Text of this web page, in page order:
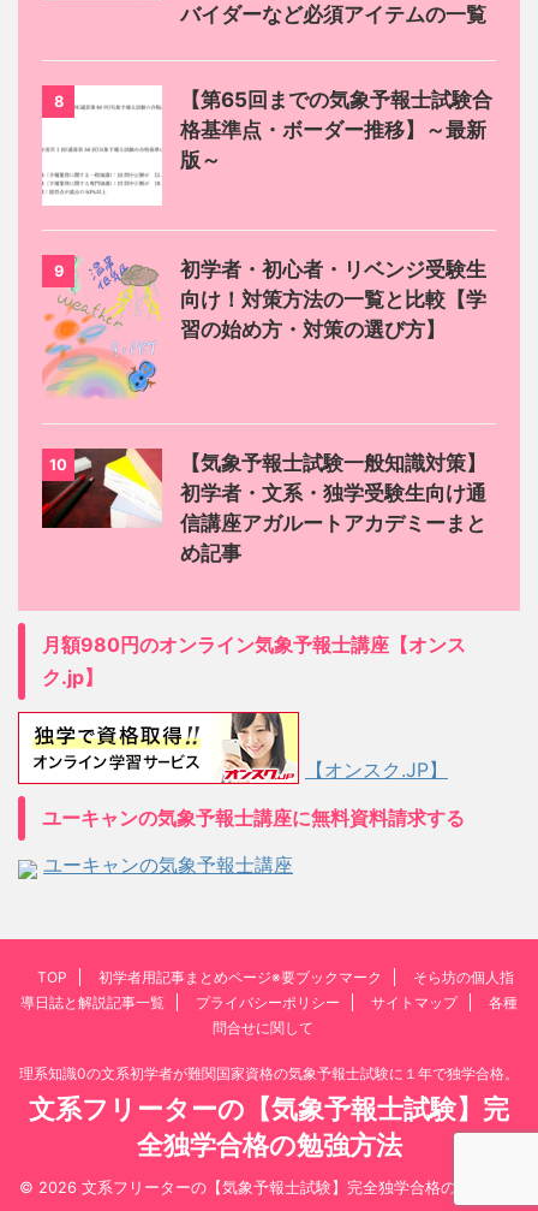
バイダーなど必須アイテムの一覧
8
【第65回までの気象予報士試験合
格基準点・ボーダー推移】～最新
版～
9
初学者・初心者・リベンジ受験生
向け！対策方法の一覧と比較【学
習の始め方・対策の選び方】
10
【気象予報士試験一般知識対策】
初学者・文系・独学受験生向け通
信講座アガルートアカデミーまと
め記事
月額980円のオンライン気象予報士講座【オンス
ク.jp】
【オンスク.JP】
ユーキャンの気象予報士講座に無料資料請求する
ユーキャンの気象予報士講座
TOP 初学者用記事まとめページ※要ブックマーク
そら坊の個人指
導日誌と解説記事一覧
プライバシーポリシー サイトマップ
各種
問合せに関して
理系知識0の文系初学者が難関国家資格の気象予報士試験に１年で独学合格。
文系フリーターの【気象予報士試験】完
全独学合格の勉強方法
© 2026 文系フリーターの【気象予報士試験】完全独学合格の勉強方法